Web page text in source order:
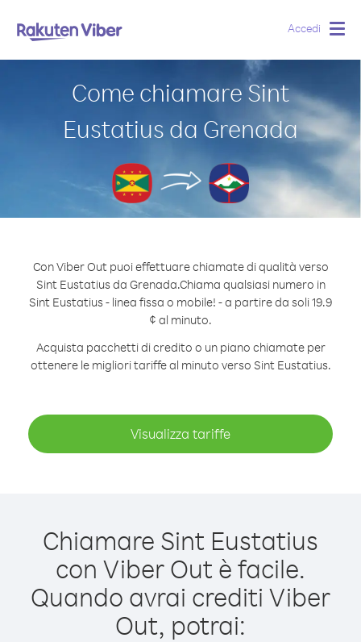
Accedi
Come chiamare Sint
Eustatius da Grenada
Con Viber Out puoi effettuare chiamate di qualità verso
Sint Eustatius da Grenada.Chiama qualsiasi numero in
Sint Eustatius - linea fissa o mobile! - a partire da soli 19.9
¢ al minuto.
Acquista pacchetti di credito o un piano chiamate per
ottenere le migliori tariffe al minuto verso Sint Eustatius.
Visualizza tariffe
Chiamare Sint Eustatius
con Viber Out è facile.
Quando avrai crediti Viber
Out, potrai: